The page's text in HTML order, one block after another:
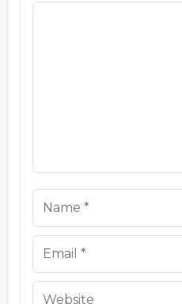
Comment
Name
Email
Website